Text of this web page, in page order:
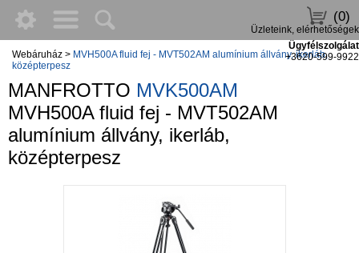
(0)
Üzleteink, elérhetőségek
Ügyfélszolgálat
+3620-599-9922
Webáruház > MVH500A fluid fej - MVT502AM alumínium állvány, ikerláb,
középterpesz
MANFROTTO MVK500AM
MVH500A fluid fej - MVT502AM
alumínium állvány, ikerláb,
középterpesz